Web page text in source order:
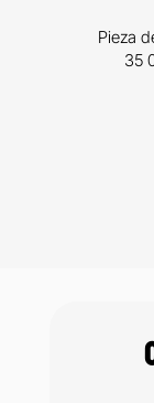
Pieza
35